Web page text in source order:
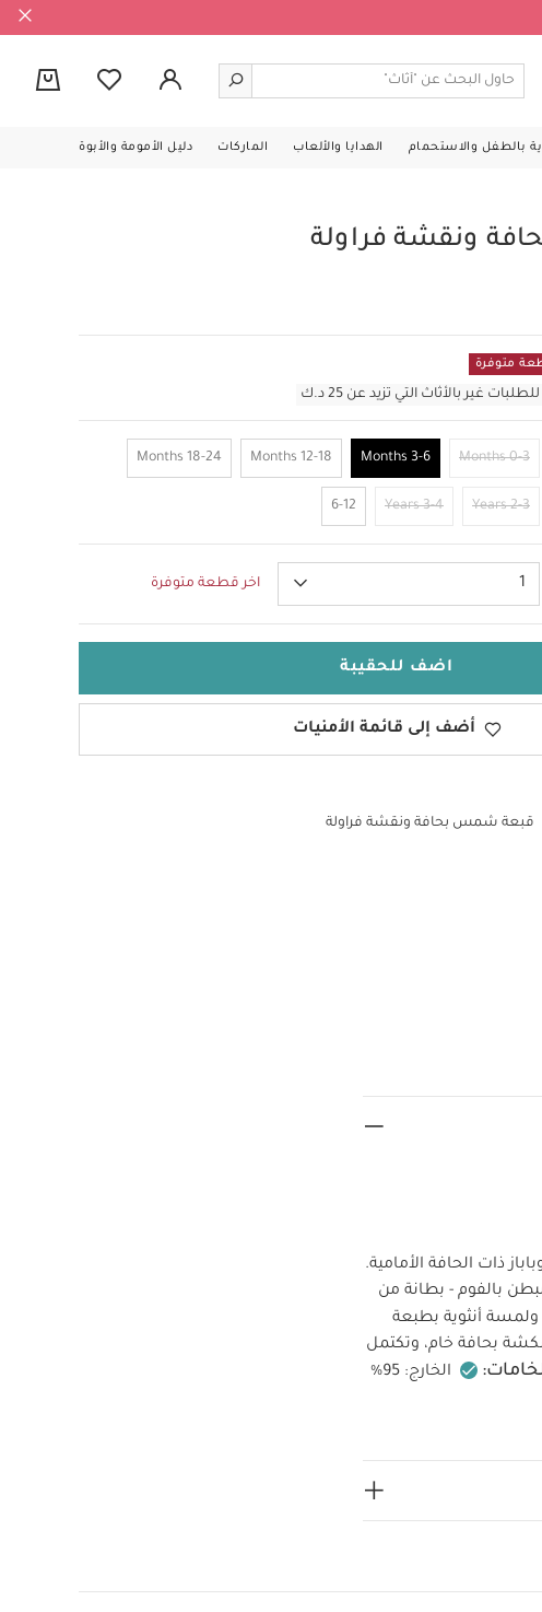
بالطفل والاستحمام الهدايا والألعاب الماركات دليل الأمومة والأبوة
ونقشة فراولة
متوفرة
غير بالأثاث التي تزيد عن 25 د.ك
0-3 Months
3-6 Months
12-18 Months
18-24 Months
2-3 Years
3-4 Years
6-12
1 اخر قطعة متوفرة
اضف للحقيبة
أضف إلى قائمة الأمنيات
قبعة شمس بحافة ونقشة فراولة
ذات الحافة الأمامية.
- مزينة بطبعة فراولة - حافة بكشكشة مع تشطيب بحافة خام - واقٍ أمامي ناعم مبطن بالفوم - بطانة من
أنثوية بطبعة
بحافة خام، وتكتمل
الخارج: 95%